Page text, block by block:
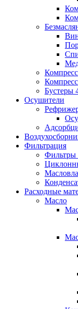
Бустеры
Осушители
Фильтрация
Фильтры
Расходные
Масло